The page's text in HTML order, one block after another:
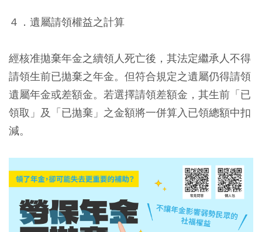
４．遺屬請領權益之計算
經核准拋棄年金之續領人死亡後，其法定繼承人不得
請領生前已拋棄之年金。但符合規定之遺屬仍得請領
遺屬年金或差額金。若選擇請領差額金，其生前「已
領取」及「已拋棄」之金額將一併算入已領總額中扣
減。